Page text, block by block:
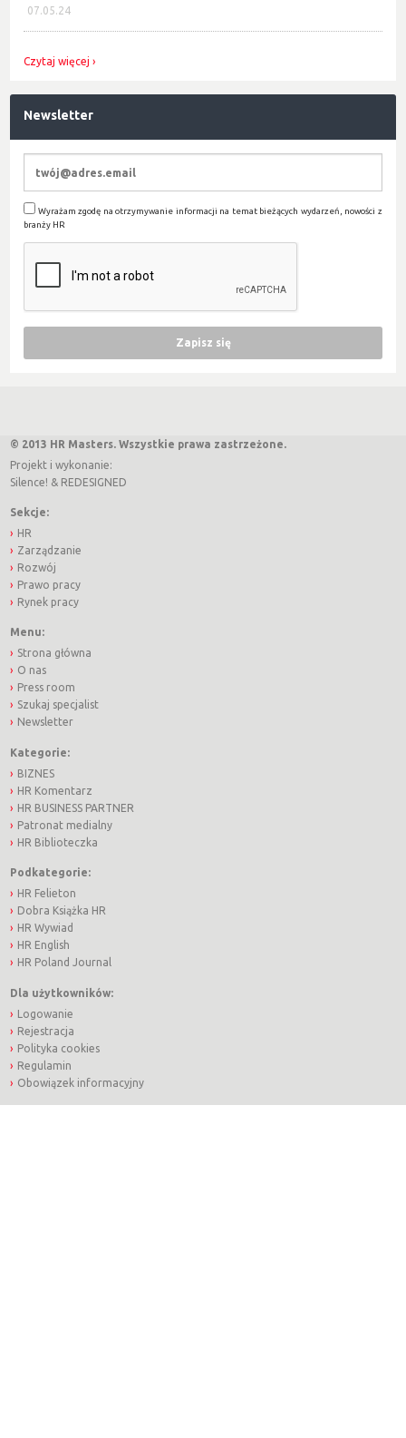
07.05.24
Czytaj więcej
Newsletter
Wyrażam zgodę na otrzymywanie informacji na temat bieżących wydarzeń, nowości z
branży HR
© 2013 HR Masters. Wszystkie prawa zastrzeżone.
Projekt i wykonanie:
Silence! & REDESIGNED
Sekcje:
HR
Zarządzanie
Rozwój
Prawo pracy
Rynek pracy
Menu:
Strona główna
O nas
Press room
Szukaj specjalist
Newsletter
Kategorie:
BIZNES
HR Komentarz
HR BUSINESS PARTNER
Patronat medialny
HR Biblioteczka
Podkategorie:
HR Felieton
Dobra Książka HR
HR Wywiad
HR English
HR Poland Journal
Dla użytkowników:
Logowanie
Rejestracja
Polityka cookies
Regulamin
Obowiązek informacyjny